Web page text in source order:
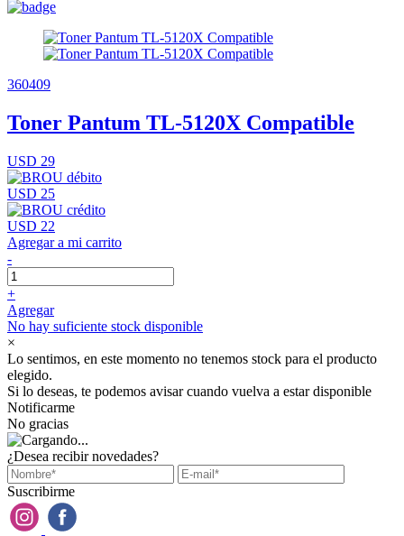
360409
Toner Pantum TL-5120X Compatible
USD 29
USD 25
USD 22
Agregar a mi carrito
-
+
Agregar
No hay suficiente stock disponible
×
Lo sentimos, en este momento no tenemos stock para el producto
elegido.
Si lo deseas, te podemos avisar cuando vuelva a estar disponible
Notificarme
No gracias
¿Desea recibir novedades?
Suscribirme